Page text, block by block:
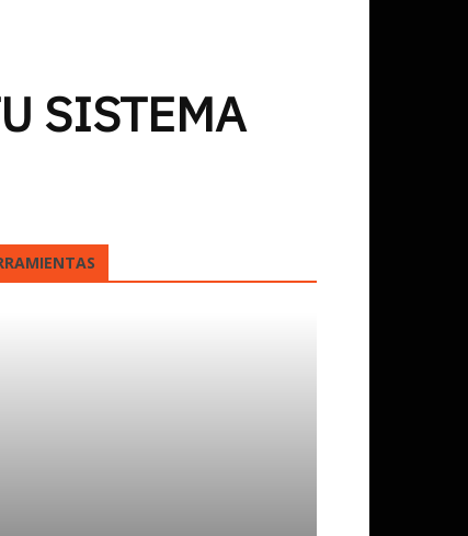
SISTEMA